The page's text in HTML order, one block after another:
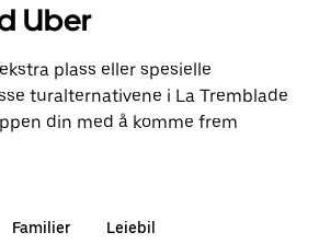
Uber
plass eller spesielle
turalternativene i La Tremblade
din med å komme frem
Familier Leiebil